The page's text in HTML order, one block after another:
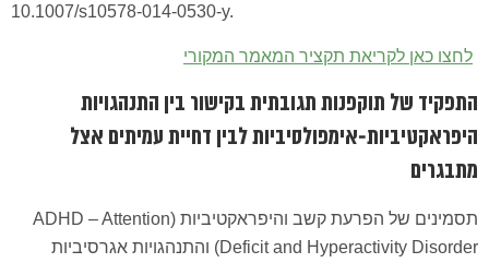
10.1007/s10578-014-0530-y.
לחצו כאן לקריאת תקציר המאמר המקורי
התפקיד של תוקפנות תגובתית בקישור בין התנהגויות
היפראקטיביות-אימפולסיביות לבין דחיית עמיתים אצל
מתבגרים
תסמינים של הפרעת קשב והיפראקטיביות (ADHD – Attention
Deficit and Hyperactivity Disorder) והתנהגויות אגרסיביות